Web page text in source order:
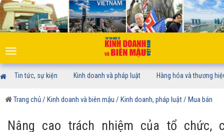
Toggle
navigation
Tin tức, sự kiện Kinh doanh và pháp luật Hàng hóa và thương
Trang chủ/ Kinh doanh và biên mậu / Kinh doanh, pháp luật/ Mua bán
Nâng cao trách nhiệm của tổ chức,